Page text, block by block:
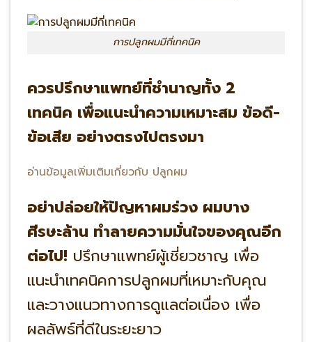
การปลูกผมมีกี่เทคนิค
ควรปรึกษาแพทย์ที่ชำนาญทั้ง 2
เทคนิค เพื่อแนะนำความเหมาะสม ข้อดี-
ข้อเสีย อย่างตรงไปตรงมา
อ่านข้อมูลเพิ่มเติมเกี่ยวกับ ปลูกผม
อย่าปล่อยให้ปัญหาผมร่วง ผมบาง
ศีรษะล้าน ทำลายความมั่นใจของคุณอีก
ต่อไป! ปรึกษาแพทย์ผู้เชี่ยวชาญ เพื่อ
แนะนำเทคนิคการปลูกผมที่เหมาะกับคุณ
และวางแนวทางการดูแลต่อเนื่อง เพื่อ
ผลลัพธ์ที่ดีในระยะยาว